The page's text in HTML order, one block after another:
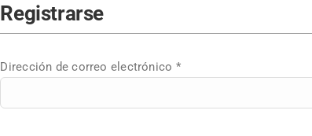
Registrarse
Dirección de correo electrónico *Obligatorio